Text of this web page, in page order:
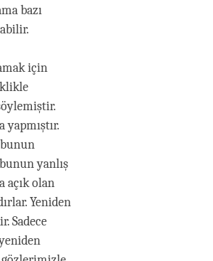
bazı
için
yapmıştır.
yanlış
açık olan
Yeniden
Sadece